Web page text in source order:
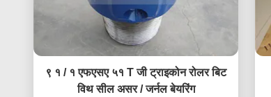
९ १ / १ एफएसए ५१ T जी ट्राइकोन रोलर बिट
विथ सील असर / जर्नल बेयरिंग